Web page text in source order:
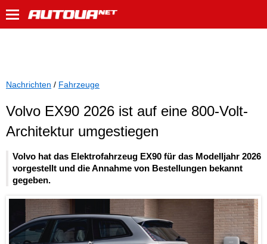
Nachrichten / Fahrzeuge
Volvo EX90 2026 ist auf eine 800-Volt-
Architektur umgestiegen
Volvo hat das Elektrofahrzeug EX90 für das Modelljahr 2026
vorgestellt und die Annahme von Bestellungen bekannt
gegeben.